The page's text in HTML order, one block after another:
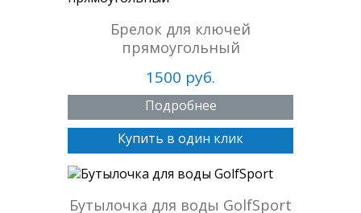
Брелок для ключей
прямоугольный
1500 руб.
Подробнее
Купить в один клик
Бутылочка для воды GolfSport